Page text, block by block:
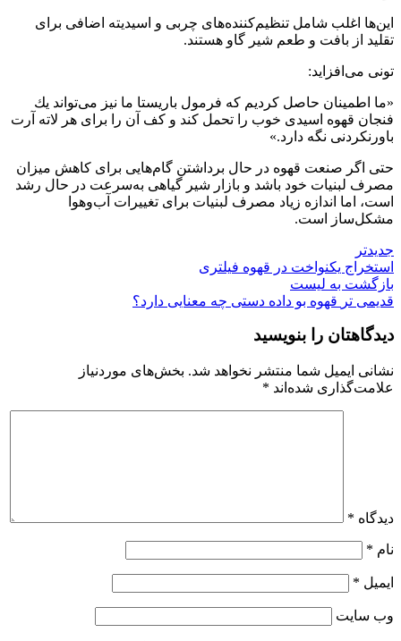
این‌ها اغلب شامل تنظیم‌کننده‌های چربی و اسیدیته اضافی برای
تقلید از بافت و طعم شیر گاو هستند.
تونی می‌افزاید:
«ما اطمینان حاصل كردیم كه فرمول باریستا ما نیز می‌تواند یك
فنجان قهوه اسیدی خوب را تحمل كند و كف آن را برای هر لاته آرت
باورنكردنی نگه دارد.»
حتی اگر صنعت قهوه در حال برداشتن گام‌هایی برای کاهش میزان
مصرف لبنیات خود باشد و بازار شیر گیاهی به‌سرعت در حال رشد
است، اما اندازه زیاد مصرف لبنیات برای تغییرات آب‌وهوا
مشکل‌ساز است.
جدیدتر
استخراج یکنواخت در قهوه فیلتری
بازگشت به لیست
قدیمی تر قهوه بو داده دستی چه معنایی دارد؟
دیدگاهتان را بنویسید
نشانی ایمیل شما منتشر نخواهد شد. بخش‌های موردنیاز
علامت‌گذاری شده‌اند *
دیدگاه *
نام *
ایمیل *
وب‌ سایت